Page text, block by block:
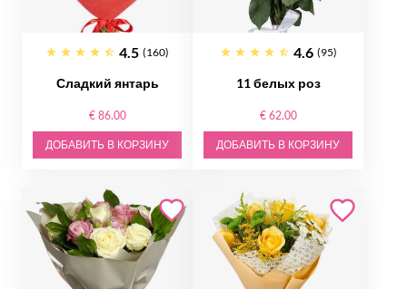
4.5 (160)
Сладкий янтарь
€ 86.00
ДОБАВИТЬ В КОРЗИНУ
4.6 (95)
11 белых роз
€ 62.00
ДОБАВИТЬ В КОРЗИНУ